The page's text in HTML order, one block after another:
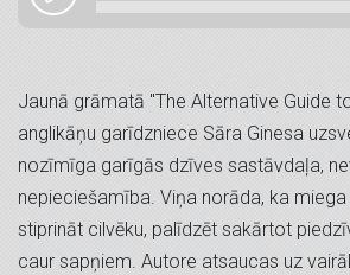
Jaunā grāmatā "The Alternative Guide
anglikāņu garīdzniece Sāra Ginesa
nozīmīga garīgās dzīves sastāvdaļa,
nepieciešamība. Viņa norāda, ka
stiprināt cilvēku, palīdzēt sakārtot
caur sapņiem. Autore atsaucas uz